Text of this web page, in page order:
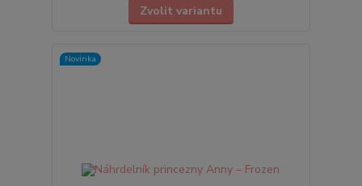
Zvolit variantu
Novinka